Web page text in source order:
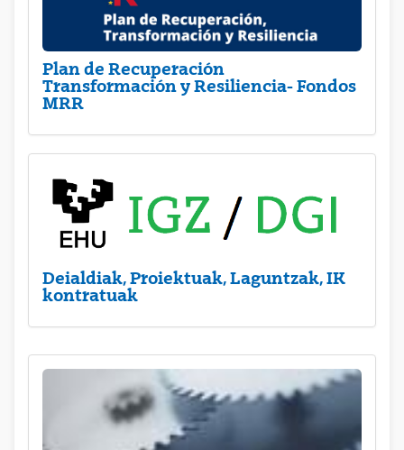
Plan de Recuperación
Transformación y Resiliencia- Fondos
MRR
Deialdiak, Proiektuak, Laguntzak, IK
kontratuak